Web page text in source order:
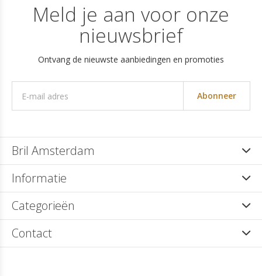
Meld je aan voor onze
nieuwsbrief
Ontvang de nieuwste aanbiedingen en promoties
Abonneer
Bril Amsterdam
Informatie
Categorieën
Contact